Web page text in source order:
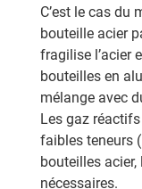
C’est le cas du
bouteille acier
fragilise l’acier
bouteilles en
mélange avec
Les gaz
faibles teneurs
bouteilles
nécessaires.